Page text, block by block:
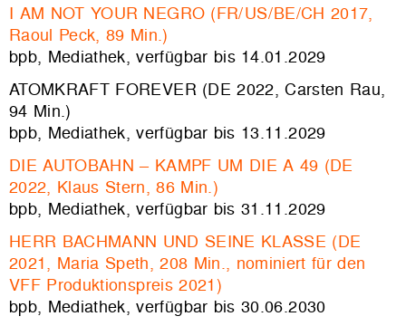
I AM NOT YOUR NEGRO (FR/US/BE/CH 2017,
Raoul Peck, 89 Min.)
bpb, Mediathek, verfügbar bis 14.01.2029
ATOMKRAFT FOREVER (DE 2022, Carsten Rau,
94 Min.)
bpb, Mediathek, verfügbar bis 13.11.2029
DIE AUTOBAHN – KAMPF UM DIE A 49 (DE
2022, Klaus Stern, 86 Min.)
bpb, Mediathek, verfügbar bis 31.11.2029
HERR BACHMANN UND SEINE KLASSE (DE
2021, Maria Speth, 208 Min., nominiert für den
VFF Produktionspreis 2021)
bpb, Mediathek, verfügbar bis 30.06.2030